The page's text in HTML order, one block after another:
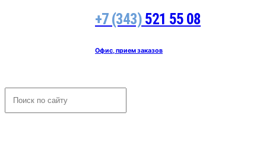
+7 (343) 521 55 08
Офис, прием заказов